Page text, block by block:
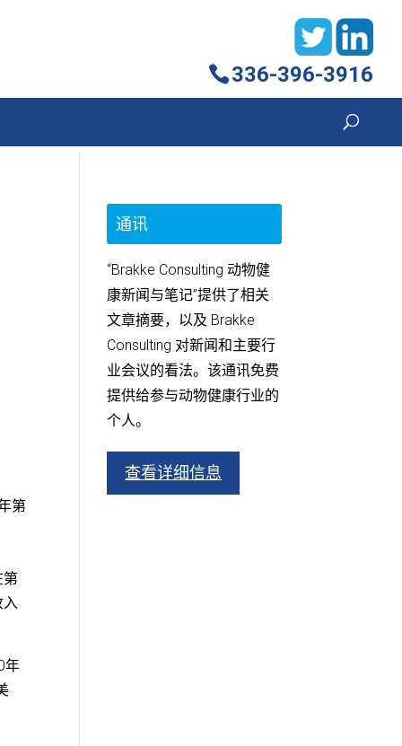
336-396-3916
第
第
入
年
通讯
“Brakke Consulting 动物健
康新闻与笔记”提供了相关
文章摘要，以及 Brakke
Consulting 对新闻和主要行
业会议的看法。该通讯免费
提供给参与动物健康行业的
个人。
查看详细信息